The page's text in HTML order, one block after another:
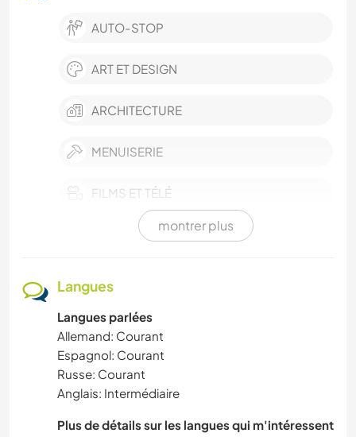
AUTO-STOP
ART ET DESIGN
ARCHITECTURE
MENUISERIE
FILMS ET TÉLÉ
SOIN DES PLANTES
ÉVÉNEMENTS/VIE SOCIALE
CUISINE ET ALIMENTATION
PLAGE
montrer plus
Langues
Langues parlées
Allemand: Courant
Espagnol: Courant
Russe: Courant
Anglais: Intermédiaire
Plus de détails sur les langues qui m'intéressent